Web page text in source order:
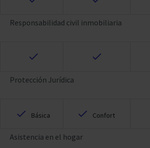
Responsabilidad civil inmobiliaria
Protección Jurídica
Básica Confort
Asistencia en el hogar